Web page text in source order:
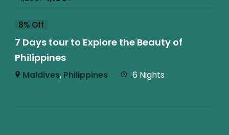
8% Off
7 Days tour to Explore the Beauty of
Philippines
Maldives, Philippines 6 Nights